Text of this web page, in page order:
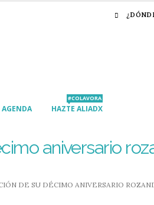
AGENDA HAZTE ALIADX
#COLAVORA
aniversario
DE SU DÉCIMO ANIVERSARIO